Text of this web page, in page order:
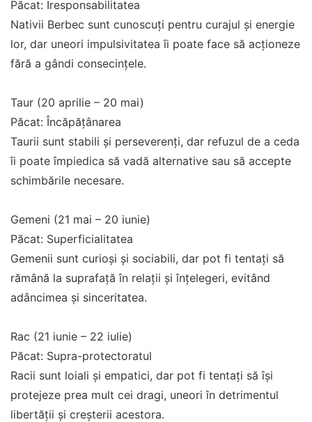
Păcat: Iresponsabilitatea
Nativii Berbec sunt cunoscuți pentru curajul și energie
lor, dar uneori impulsivitatea îi poate face să acționeze
fără a gândi consecințele.
Taur (20 aprilie – 20 mai)
Păcat: Încăpățânarea
Taurii sunt stabili și perseverenți, dar refuzul de a ceda
îi poate împiedica să vadă alternative sau să accepte
schimbările necesare.
Gemeni (21 mai – 20 iunie)
Păcat: Superficialitatea
Gemenii sunt curioși și sociabili, dar pot fi tentați să
rămână la suprafață în relații și înțelegeri, evitând
adâncimea și sinceritatea.
Rac (21 iunie – 22 iulie)
Păcat: Supra-protectoratul
Racii sunt loiali și empatici, dar pot fi tentați să își
protejeze prea mult cei dragi, uneori în detrimentul
libertății și creșterii acestora.